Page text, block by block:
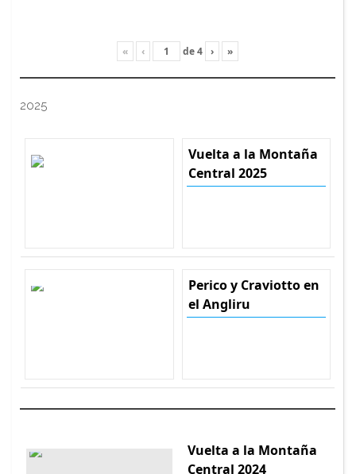
« ‹ de4 › »
2025
Vuelta a la Montaña
Central 2025
Perico y Craviotto en
el Angliru
Vuelta a la Montaña
Central 2024